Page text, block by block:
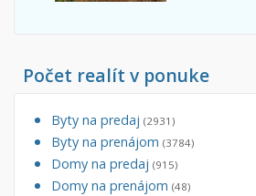
Počet realít v ponuke
Byty na predaj (2931)
Byty na prenájom (3784)
Domy na predaj (915)
Domy na prenájom (48)